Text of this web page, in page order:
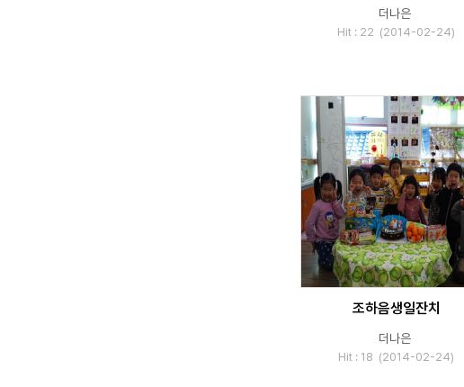
더나은
Hit : 22 (2014-02-24)
조하음생일잔치
더나은
Hit : 18 (2014-02-24)